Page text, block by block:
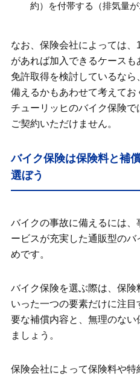
約）を付帯する（排気量が
なお、保険会社によっては
があれば加入できるケース
免許取得を検討しているなら
備えるかもあわせて考えてお
チューリッヒのバイク保険
ご契約いただけません。
バイク保険は保険料と補
選ぼう
バイクの事故に備えるには
ービスが充実した通販型の
めです。
バイク保険を選ぶ際は、保険
いった一つの要素だけに注
要な補償内容と、無理のな
ましょう。
保険会社によって保険料や特